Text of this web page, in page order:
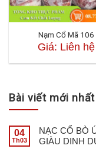
Nạm Cổ Mã 106
Giá: Liên hệ
Bài viết mới nhất
04
Th03
NẠC CỔ BÒ
GIÀU DINH